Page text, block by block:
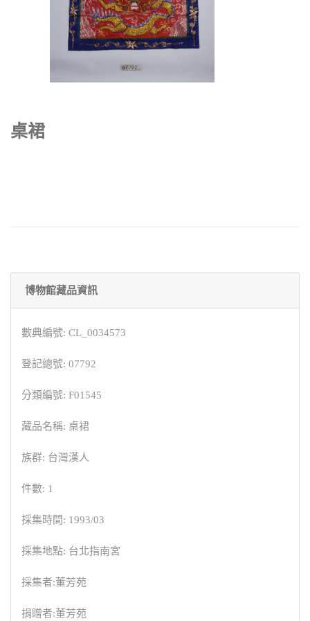
桌裙
博物館藏品資訊
數典編號: CL_0034573
登記總號: 07792
分類編號: F01545
藏品名稱: 桌裙
族群: 台灣漢人
件數: 1
採集時間: 1993/03
採集地點: 台北指南宮
採集者:董芳苑
捐贈者:董芳苑